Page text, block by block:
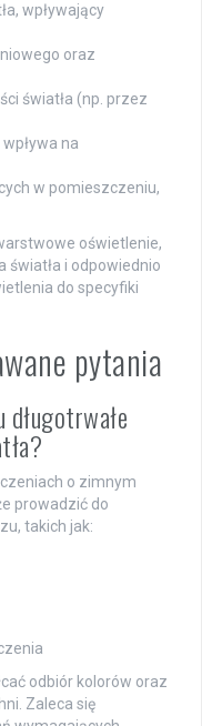
wpływający
oraz
światła (np. przez
na
w pomieszczeniu,
oświetlenie,
światła i odpowiednio
do specyfiki
pytania
o zimnym
prowadzić do
takich jak:
odbiór kolorów oraz
Zaleca się